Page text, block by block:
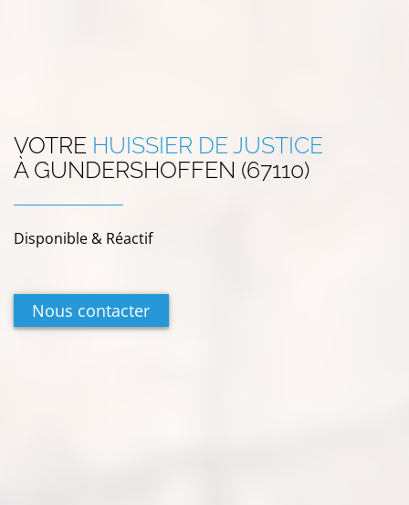
VOTRE HUISSIER DE JUSTICE
À GUNDERSHOFFEN (67110)
Disponible & Réactif
Nous contacter